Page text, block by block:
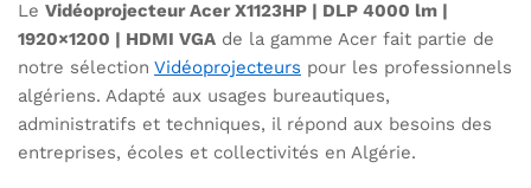
Le Vidéoprojecteur Acer X1123HP | DLP 4000 lm |
1920×1200 | HDMI VGA de la gamme Acer fait partie de
notre sélection Vidéoprojecteurs pour les professionnels
algériens. Adapté aux usages bureautiques,
administratifs et techniques, il répond aux besoins des
entreprises, écoles et collectivités en Algérie.